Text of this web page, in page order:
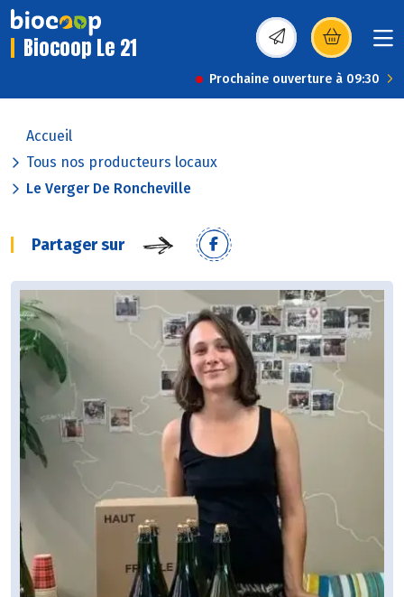
Biocoop Le 21 (s’ouvre dans une
Prochaine ouverture à 09:30
Accueil
Tous nos producteurs locaux
Le Verger De Roncheville
Partager sur